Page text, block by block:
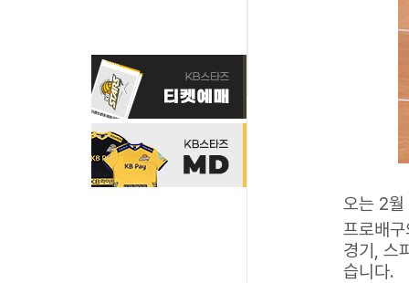
오는 2
프로배
경기, 스
습니다.